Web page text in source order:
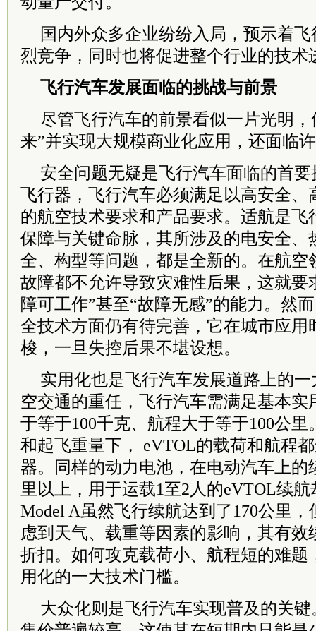
国内外众多企业纷纷入局，预示着
烈竞争，同时也将促进整个行业的技术
飞行汽车发展面临的挑战与前景
尽管飞行汽车的前景看似一片光明
来”并实现大规模商业化应用，还面临
安全问题无疑是飞行汽车面临的首
飞行器，飞行汽车必须满足以高安全、
的航空技术要求和产品要求。适航是飞
保障与关键命脉，其所涉及的电安全、
全、构型等问题，都是全新的。在航空
故障都不允许导致灾难性后果，这就要
障可工作”甚至“故障无感”的能力。然
全技术方面仍有待完善，它在城市应用
梭，一旦失控后果不堪设想。
实用化也是飞行汽车发展道路上的
空交通的重任，飞行汽车需满足基本实
于等于100千克、航程大于等于100公
和起飞重量下， eVTOL的载荷和航程
器。同样的动力电池，在电动汽车上的
里以上，用于运载1至2人的eVTOL续
Model A虽然飞行续航达到了170公里
虑到天气、载重等因素的影响，其有效
折扣。如何攻克载荷小、航程短的难题
用化的一大技术门槛。
大众化则是飞行汽车实现普及的关